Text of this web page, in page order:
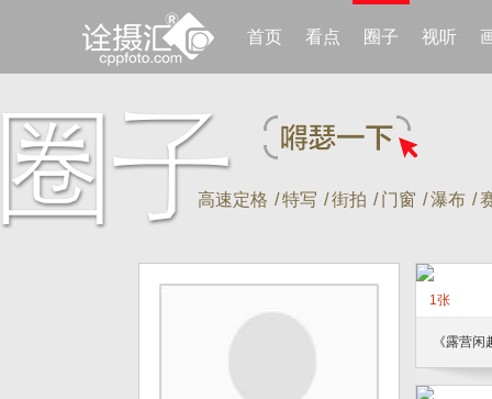
首页 看点 圈子 视听
高速定格 /特写 /街拍 / 门窗 /瀑布 /
1张
《露营闲